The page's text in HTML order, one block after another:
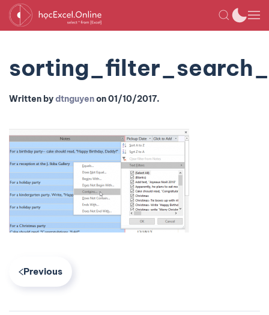
Written bydtnguyenon01/10/2017.
Previous